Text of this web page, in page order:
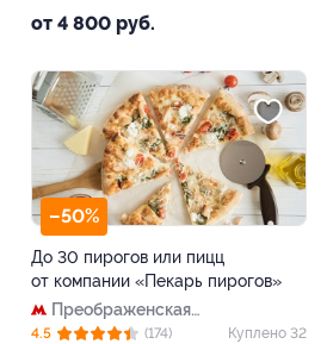
от 4 800 руб.
–50%
До 30 пирогов или пицц
от компании «Пекарь пирогов»
Преображенская
площадь
4.5 (174) Куплено 32